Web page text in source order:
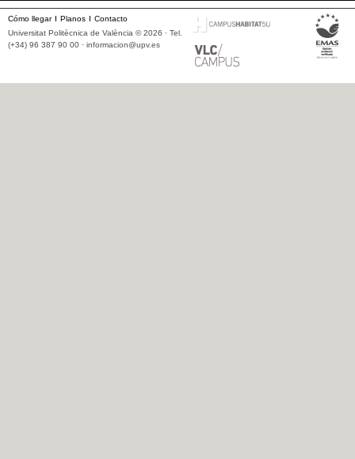
Cómo llegar Planos
Contacto
Universitat Politècnica de València © 2026 · Tel.
(+34) 96 387 90 00 · informacion@upv.es